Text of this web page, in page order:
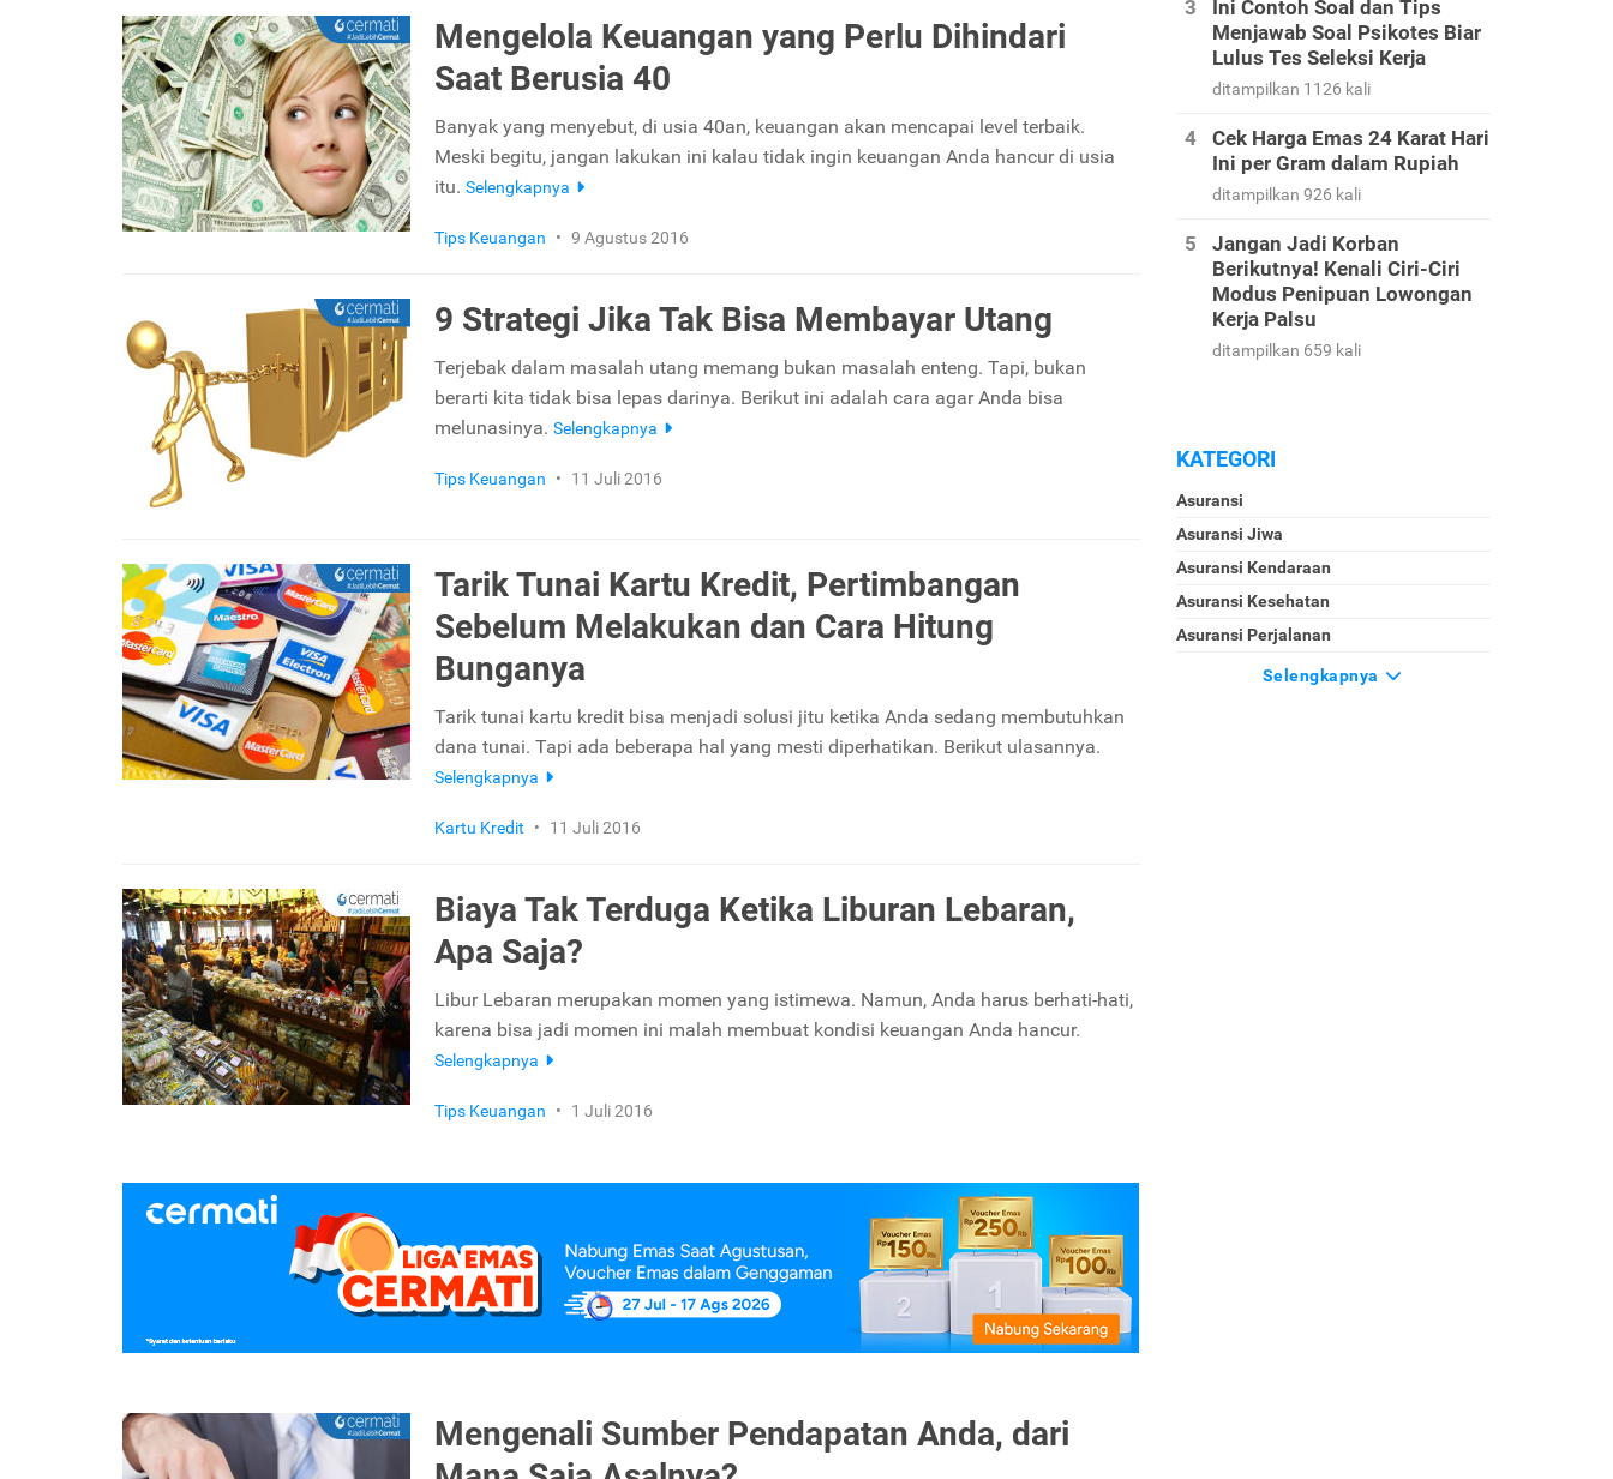
Mengelola Keuangan yang Perlu Dihindari
Saat Berusia 40
Banyak yang menyebut, di usia 40an, keuangan akan mencapai level terbaik.
Meski begitu, jangan lakukan ini kalau tidak ingin keuangan Anda hancur di usia
itu. Selengkapnya
Tips Keuangan • 9 Agustus 2016
9 Strategi Jika Tak Bisa Membayar Utang
Terjebak dalam masalah utang memang bukan masalah enteng. Tapi, bukan
berarti kita tidak bisa lepas darinya. Berikut ini adalah cara agar Anda bisa
melunasinya. Selengkapnya
Tips Keuangan • 11 Juli 2016
Tarik Tunai Kartu Kredit, Pertimbangan
Sebelum Melakukan dan Cara Hitung
Bunganya
Tarik tunai kartu kredit bisa menjadi solusi jitu ketika Anda sedang membutuhkan
dana tunai. Tapi ada beberapa hal yang mesti diperhatikan. Berikut ulasannya.
Selengkapnya
Kartu Kredit • 11 Juli 2016
Biaya Tak Terduga Ketika Liburan Lebaran,
Apa Saja?
Libur Lebaran merupakan momen yang istimewa. Namun, Anda harus berhati-hati,
karena bisa jadi momen ini malah membuat kondisi keuangan Anda hancur.
Selengkapnya
Tips Keuangan • 1 Juli 2016
Mengenali Sumber Pendapatan Anda, dari
Ini Contoh Soal dan Tips
Menjawab Soal Psikotes Biar
Lulus Tes Seleksi Kerja
ditampilkan 1126 kali
Cek Harga Emas 24 Karat Hari
Ini per Gram dalam Rupiah
ditampilkan 926 kali
Jangan Jadi Korban
Berikutnya! Kenali Ciri-Ciri
Modus Penipuan Lowongan
Kerja Palsu
ditampilkan 659 kali
KATEGORI
Asuransi
Asuransi Jiwa
Asuransi Kendaraan
Asuransi Kesehatan
Asuransi Perjalanan
Selengkapnya